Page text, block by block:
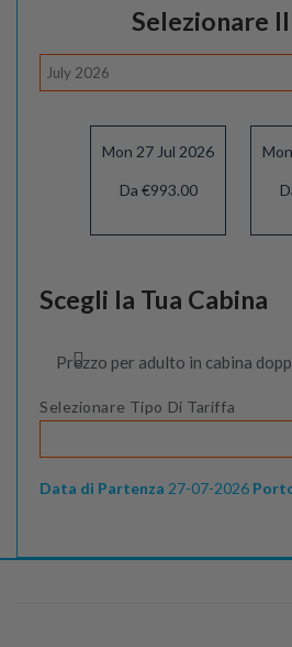
Selezionare
July 2026
Mon 27 Jul 2026
Da €993.00
Scegli la Tua Cabina
Prezzo per adulto in cabina
Selezionare Tipo Di Tariffa
Data di Partenza 27-07-2026